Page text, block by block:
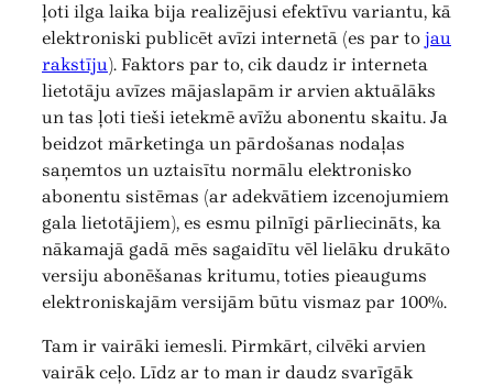
ļoti ilga laika bija realizējusi efektīvu variantu, kā
elektroniski publicēt avīzi internetā (es par to jau
rakstīju). Faktors par to, cik daudz ir interneta
lietotāju avīzes mājaslapām ir arvien aktuālāks
un tas ļoti tieši ietekmē avīžu abonentu skaitu. Ja
beidzot mārketinga un pārdošanas nodaļas
saņemtos un uztaisītu normālu elektronisko
abonentu sistēmas (ar adekvātiem izcenojumiem
gala lietotājiem), es esmu pilnīgi pārliecināts, ka
nākamajā gadā mēs sagaidītu vēl lielāku drukāto
versiju abonēšanas kritumu, toties pieaugums
elektroniskajām versijām būtu vismaz par 100%.
Tam ir vairāki iemesli. Pirmkārt, cilvēki arvien
vairāk ceļo. Līdz ar to man ir daudz svarīgāk